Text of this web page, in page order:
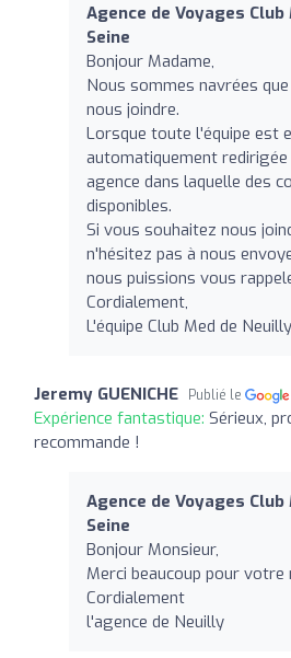
Agence de Voyages
Seine
Bonjour Madame,
Nous sommes navrées
nous joindre.
Lorsque toute l'équipe est
automatiquement
agence dans laquelle des
disponibles.
Si vous souhaitez nous
n'hésitez pas à nous
nous puissions vous
Cordialement,
L'équipe Club Med de Neuilly
Jeremy GUENICHE Publié le
Expérience fantastique: Sérieux,
recommande !
Agence de Voyages
Seine
Bonjour Monsieur,
Merci beaucoup pour votre
Cordialement
l'agence de Neuilly